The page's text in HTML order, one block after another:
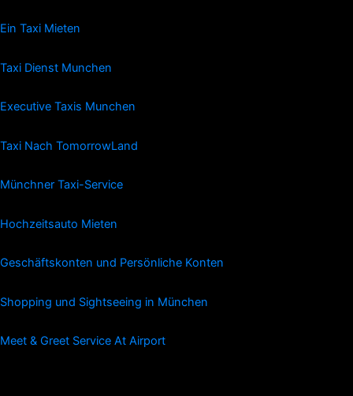
Ein Taxi Mieten
Taxi Dienst Munchen
Executive Taxis Munchen
Taxi Nach TomorrowLand
Münchner Taxi-Service
Hochzeitsauto Mieten
Geschäftskonten und Persönliche Konten
Shopping und Sightseeing in München
Meet & Greet Service At Airport